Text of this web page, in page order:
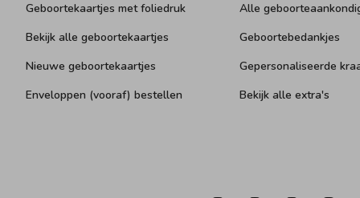
Geboortekaartjes met foliedruk
Bekijk alle geboortekaartjes
Nieuwe geboortekaartjes
Enveloppen (vooraf) bestellen
Alle
Geboortebedankjes
Gepersonaliseerde
Bekijk alle extra's